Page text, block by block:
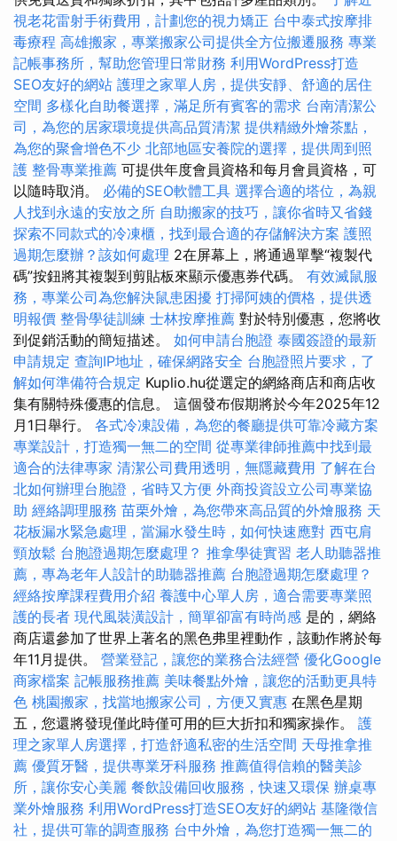
視老花雷射手術費用，計劃您的視力矯正 台中泰式按摩排
毒療程 高雄搬家，專業搬家公司提供全方位搬遷服務 專業
記帳事務所，幫助您管理日常財務 利用WordPress打造
SEO友好的網站 護理之家單人房，提供安靜、舒適的居住
空間 多樣化自助餐選擇，滿足所有賓客的需求 台南清潔公
司，為您的居家環境提供高品質清潔 提供精緻外燴茶點，
為您的聚會增色不少 北部地區安養院的選擇，提供周到照
護 整骨專業推薦 可提供年度會員資格和每月會員資格，可
以隨時取消。 必備的SEO軟體工具 選擇合適的塔位，為親
人找到永遠的安放之所 自助搬家的技巧，讓你省時又省錢
探索不同款式的冷凍櫃，找到最合適的存儲解決方案 護照
過期怎麼辦？該如何處理 2在屏幕上，將通過單擊“複製代
碼”按鈕將其複製到剪貼板來顯示優惠券代碼。 有效滅鼠服
務，專業公司為您解決鼠患困擾 打掃阿姨的價格，提供透
明報價 整骨學徒訓練 士林按摩推薦 對於特別優惠，您將收
到促銷活動的簡短描述。 如何申請台胞證 泰國簽證的最新
申請規定 查詢IP地址，確保網路安全 台胞證照片要求，了
解如何準備符合規定 Kuplio.hu從選定的網絡商店和商店收
集有關特殊優惠的信息。 這個發布假期將於今年2025年12
月1日舉行。 各式冷凍設備，為您的餐廳提供可靠冷藏方案
專業設計，打造獨一無二的空間 從專業律師推薦中找到最
適合的法律專家 清潔公司費用透明，無隱藏費用 了解在台
北如何辦理台胞證，省時又方便 外商投資設立公司專業協
助 經絡調理服務 苗栗外燴，為您帶來高品質的外燴服務 天
花板漏水緊急處理，當漏水發生時，如何快速應對 西屯肩
頸放鬆 台胞證過期怎麼處理？ 推拿學徒實習 老人助聽器推
薦，專為老年人設計的助聽器推薦 台胞證過期怎麼處理？
經絡按摩課程費用介紹 養護中心單人房，適合需要專業照
護的長者 現代風裝潢設計，簡單卻富有時尚感 是的，網絡
商店還參加了世界上著名的黑色弗里裡動作，該動作將於每
年11月提供。 營業登記，讓您的業務合法經營 優化Google
商家檔案 記帳服務推薦 美味餐點外燴，讓您的活動更具特
色 桃園搬家，找當地搬家公司，方便又實惠 在黑色星期
五，您還將發現僅此時僅可用的巨大折扣和獨家操作。 護
理之家單人房選擇，打造舒適私密的生活空間 天母推拿推
薦 優質牙醫，提供專業牙科服務 推薦值得信賴的醫美診
所，讓你安心美麗 餐飲設備回收服務，快速又環保 辦桌專
業外燴服務 利用WordPress打造SEO友好的網站 基隆徵信
社，提供可靠的調查服務 台中外燴，為您打造獨一無二的